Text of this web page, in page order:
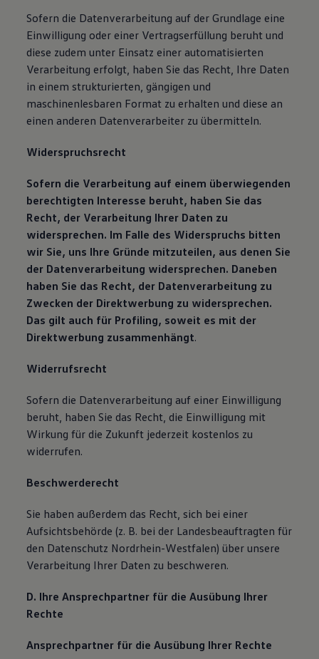
Sofern die Datenverarbeitung auf der Grundlage eine
Einwilligung oder einer Vertragserfüllung beruht und
diese zudem unter Einsatz einer automatisierten
Verarbeitung erfolgt, haben Sie das Recht, Ihre Daten
in einem strukturierten, gängigen und
maschinenlesbaren Format zu erhalten und diese an
einen anderen Datenverarbeiter zu übermitteln.
Widerspruchsrecht
Sofern die Verarbeitung auf einem überwiegenden
berechtigten Interesse beruht, haben Sie das
Recht, der Verarbeitung Ihrer Daten zu
widersprechen. Im Falle des Widerspruchs bitten
wir Sie, uns Ihre Gründe mitzuteilen, aus denen Sie
der Datenverarbeitung widersprechen. Daneben
haben Sie das Recht, der Datenverarbeitung zu
Zwecken der Direktwerbung zu widersprechen.
Das gilt auch für Profiling, soweit es mit der
Direktwerbung zusammenhängt.
Widerrufsrecht
Sofern die Datenverarbeitung auf einer Einwilligung
beruht, haben Sie das Recht, die Einwilligung mit
Wirkung für die Zukunft jederzeit kostenlos zu
widerrufen.
Beschwerderecht
Sie haben außerdem das Recht, sich bei einer
Aufsichtsbehörde (z. B. bei der Landesbeauftragten für
den Datenschutz Nordrhein-Westfalen) über unsere
Verarbeitung Ihrer Daten zu beschweren.
D. Ihre Ansprechpartner für die Ausübung Ihrer
Rechte
Ansprechpartner für die Ausübung Ihrer Rechte